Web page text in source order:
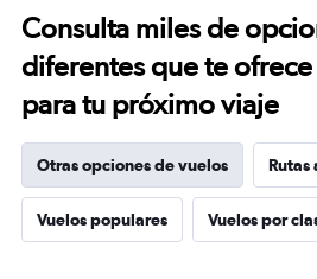
Consulta miles de
diferentes que te
para tu próximo viaje
Otras opciones de vuelos Rutas
Vuelos populares Vuelos por